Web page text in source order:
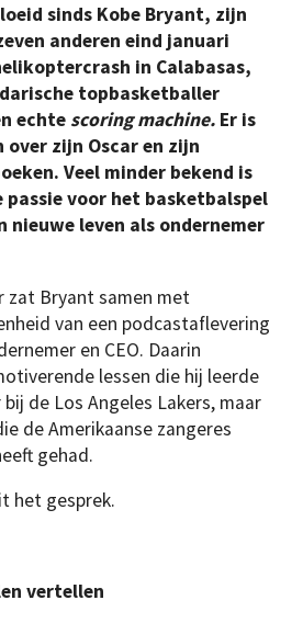
sinds Kobe Bryant, zijn
anderen eind januari
in Calabasas,
topbasketballer
echte scoring machine. Er is
over zijn Oscar en zijn
Veel minder bekend is
passie voor het basketbalspel
nieuwe leven als ondernemer
zat Bryant samen met
van een podcastaflevering
en CEO. Daarin
lessen die hij leerde
de Los Angeles Lakers, maar
de Amerikaanse zangeres
gehad.
het gesprek.
vertellen